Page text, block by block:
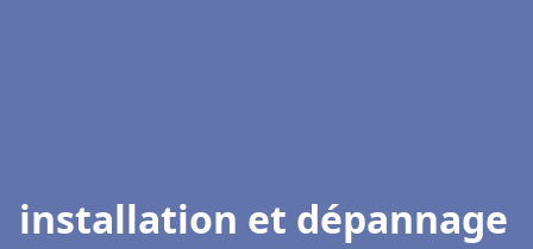
installation et dépannage